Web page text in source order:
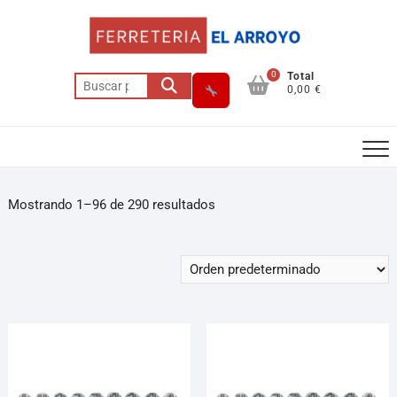
0
Total
0,00 €
Mostrando 1–96 de 290 resultados